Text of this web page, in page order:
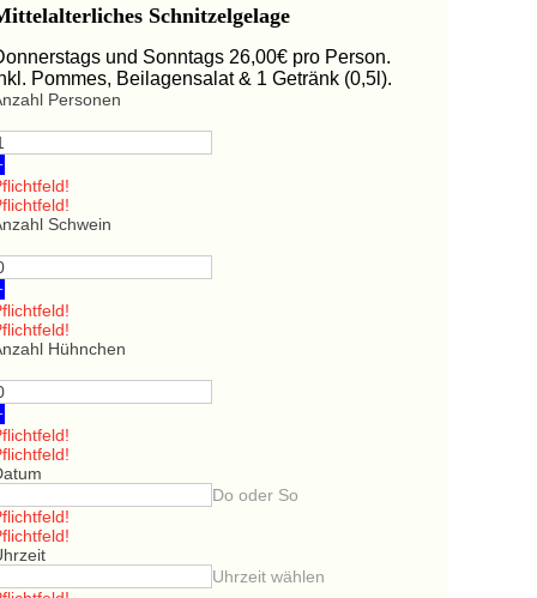
Schnitzelgelage
und Sonntags 26,00€ pro Person.
Pommes, Beilagensalat & 1 Getränk (0,5l).
Personen
Schwein
Hühnchen
Do oder So
Uhrzeit wählen